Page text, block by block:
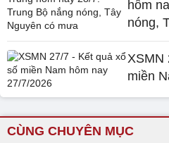
hôm
nóng,
XSMN
miền
CÙNG CHUYÊN MỤC